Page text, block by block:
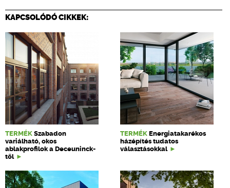
KAPCSOLÓDÓ CIKKEK:
TERMÉK Szabadon
variálható, okos
ablakprofilok a Deceuninck-
től
TERMÉK Energiatakarékos
házépítés tudatos
választásokkal